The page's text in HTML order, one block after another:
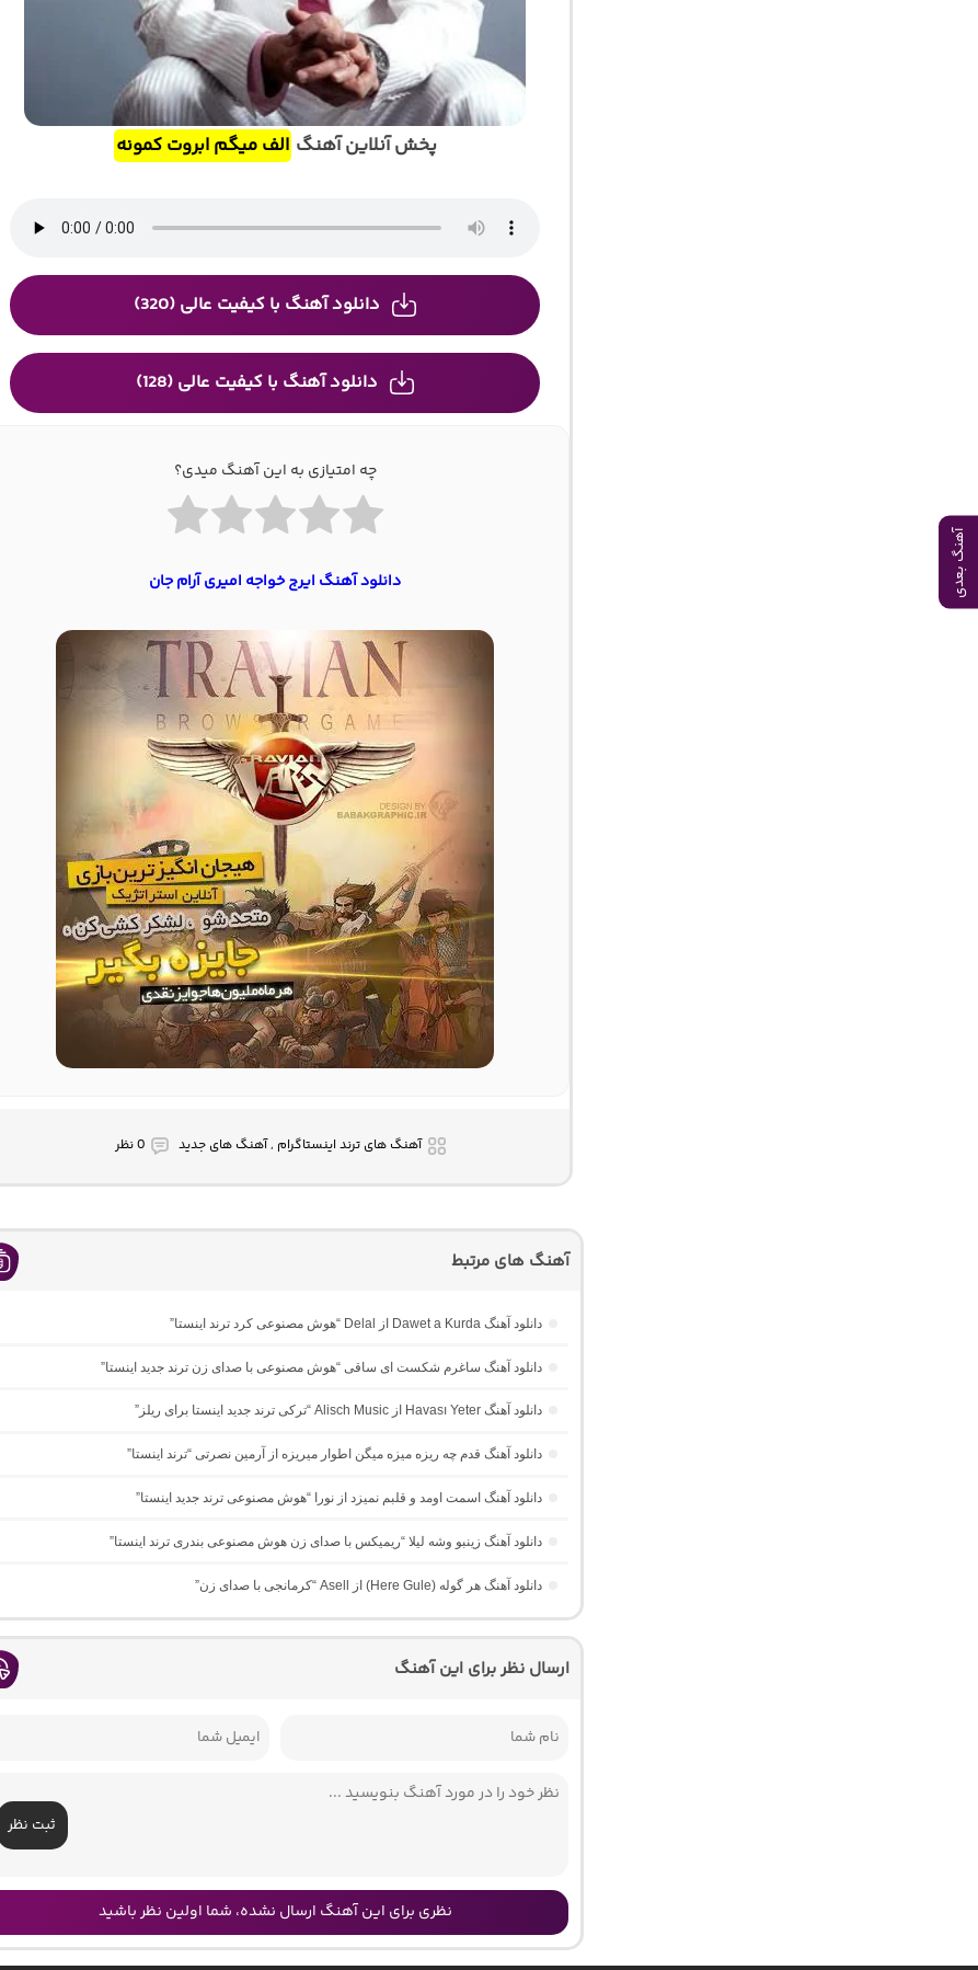
آهنگ بعدی
پخش آنلاین آهنگ الف میگم ابروت کمونه
دانلود آهنگ با کیفیت عالی (320)
دانلود آهنگ با کیفیت عالی (128)
چه امتیازی به این آهنگ میدی؟
دانلود آهنگ ایرج خواجه امیری آرام جان
آهنگ های ترند اینستاگرام , آهنگ های جدید 0 نظر
آهنگ های مرتبط
دانلود آهنگ Dawet a Kurda از Delal “هوش مصنوعی کرد ترند اینستا”
دانلود آهنگ ساغرم شکست ای ساقی “هوش مصنوعی با صدای زن ترند جدید اینستا”
دانلود آهنگ Havası Yeter از Alisch Music “ترکی ترند جدید اینستا برای ریلز”
دانلود آهنگ ﻗﺪم ﭼﻪ رﻳﺰه ﻣﻴﺰه ﻣﻴﮕﻦ اﻃﻮار ﻣﻴﺮﻳﺰه از آرمین نصرتی “ترند اینستا”
دانلود آهنگ اسمت اومد و قلبم نمیزد از نورا “هوش مصنوعی ترند جدید اینستا”
دانلود آهنگ زینبو وشه لیلا “ریمیکس با صدای زن هوش مصنوعی بندری ترند اینستا”
دانلود آهنگ هر گوله (Here Gule) از Asell “کرمانجی با صدای زن”
ارسال نظر برای این آهنگ
ثبت نظر
نظری برای این آهنگ ارسال نشده، شما اولین نظر باشید